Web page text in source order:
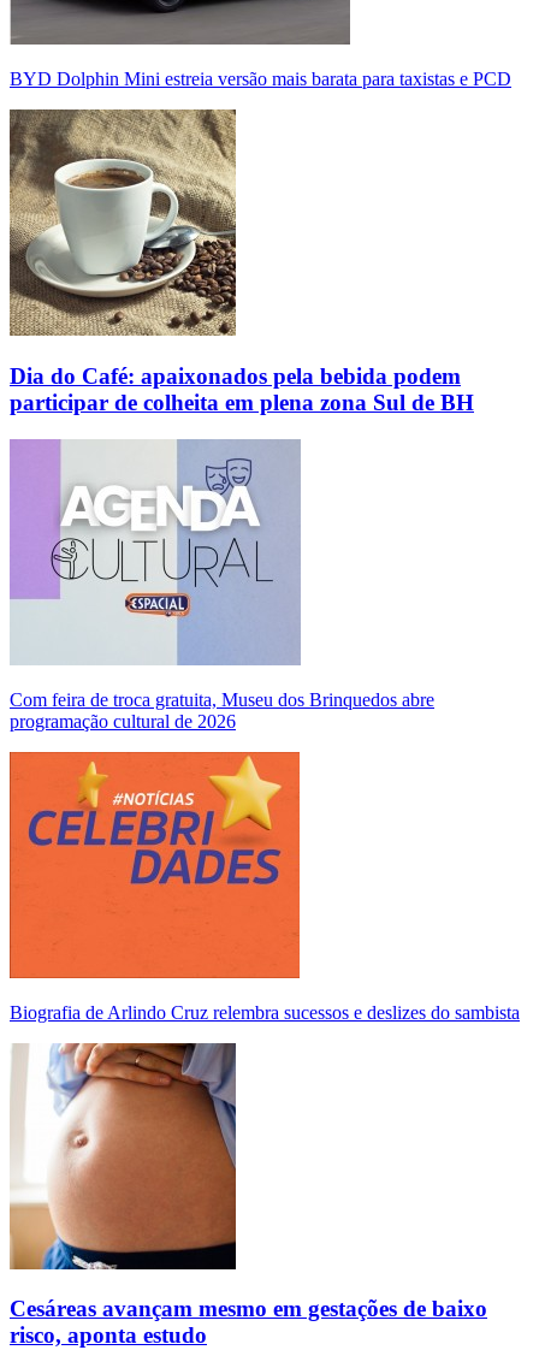
BYD Dolphin Mini estreia versão mais barata para taxistas e PCD
Dia do Café: apaixonados pela bebida podem
participar de colheita em plena zona Sul de BH
Com feira de troca gratuita, Museu dos Brinquedos abre
programação cultural de 2026
Biografia de Arlindo Cruz relembra sucessos e deslizes do sambista
Cesáreas avançam mesmo em gestações de baixo
risco, aponta estudo